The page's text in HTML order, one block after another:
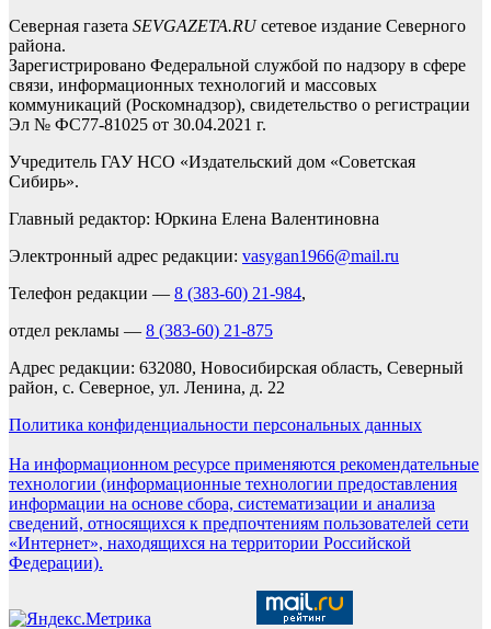
Северная газета SEVGAZETA.RUсетевое издание Северного
района.
Зарегистрировано Федеральной службой по надзору в сфере
связи, информационных технологий и массовых
коммуникаций (Роскомнадзор), свидетельство о регистрации
Эл № ФС77-81025 от 30.04.2021 г.
Учредитель ГАУ НСО «Издательский дом «Советская
Сибирь».
Главный редактор: Юркина Елена Валентиновна
Электронный адрес редакции: vasygan1966@mail.ru
Телефон редакции — 8 (383-60) 21-984,
отдел рекламы — 8 (383-60) 21-875
Адрес редакции: 632080, Новосибирская область, Северный
район, с. Северное, ул. Ленина, д. 22
Политика конфиденциальности персональных данных
На информационном ресурсе применяются рекомендательные
технологии (информационные технологии предоставления
информации на основе сбора, систематизации и анализа
сведений, относящихся к предпочтениям пользователей сети
«Интернет», находящихся на территории Российской
Федерации).